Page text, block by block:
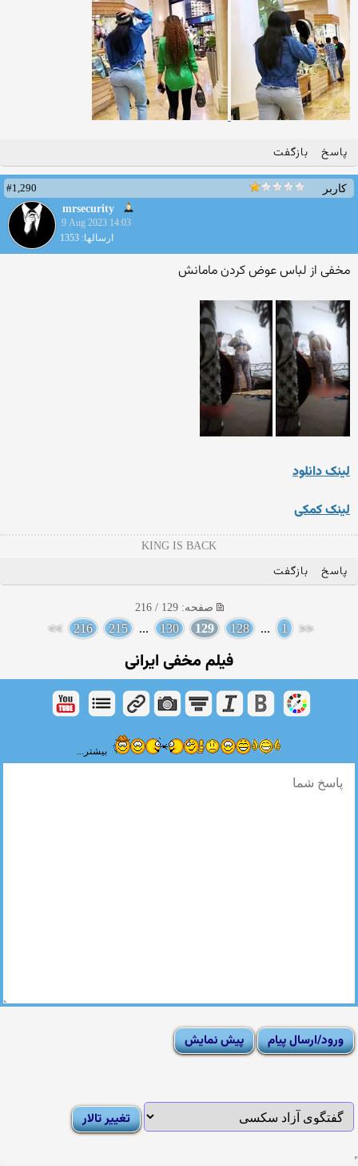
پاسخ بازگفت
کاربر
#1,290
mrsecurity
9 Aug 2023 14:03
ارسالها: 1353
مخفی از لباس عوض کردن مامانش
لینک دانلود
لینک کمکی
KING IS BACK
پاسخ بازگفت
صفحه: 129 / 216
<<
1
...
128
129
130
...
215
216
>>
فیلم مخفی ایرانی
بیشتر...